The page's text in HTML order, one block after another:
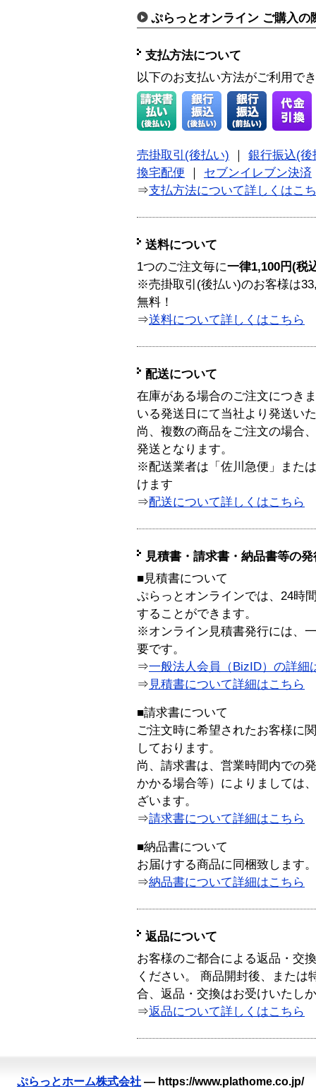
ぷらっとオンライン ご購入の
支払方法について
以下のお支払い方法がご利用で
売掛取引(後払い)
銀行振込(後
換宅配便
セブンイレブン決済
⇒支払方法について詳しくはこ
送料について
1つのご注文毎に一律1,100円(税
※売掛取引(後払い)のお客様は
無料！
⇒送料について詳しくはこちら
配送について
在庫がある場合のご注文につき
いる発送日にて当社より発送い
尚、複数の商品をご注文の場合
発送となります。
※配送業者は「佐川急便」また
けます
⇒配送について詳しくはこちら
見積書・請求書・納品書等の
■見積書について
ぷらっとオンラインでは、24時
することができます。
※オンライン見積書発行には、
要です。
⇒一般法人会員（BizID）の詳細
⇒ 見積書について詳細はこちら
■請求書について
ご注文時に希望されたお客様に
しております。
尚、請求書は、営業時間内での
かかる場合等）によりましては
ざいます。
⇒請求書について詳細はこちら
■納品書について
お届けする商品に同梱致します。
⇒納品書について詳細はこちら
返品について
お客様のご都合による返品・交
ください。 商品開封後、または
合、返品・交換はお受けいたし
⇒返品について詳しくはこちら
ぷらっとホーム株式会社 — https://www.plathome.co.jp/